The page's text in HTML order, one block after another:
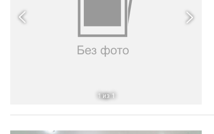
1 из 1